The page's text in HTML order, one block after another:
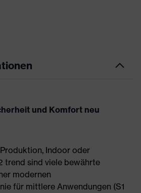
und Komfort neu
Indoor oder
trend sind viele bewährte
modernen
für mittlere Anwendungen (S1